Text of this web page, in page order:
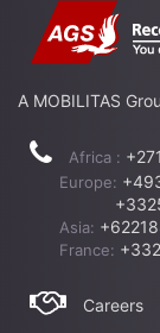
A MOBILITAS
Africa :
Europe:
Asia:
France:
Careers